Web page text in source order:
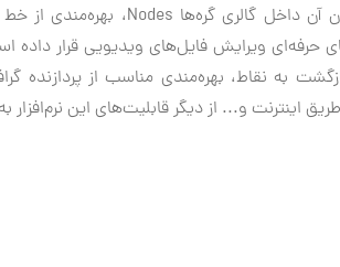
حرفه‌ای ویرایش فایل‌های ویدیویی قرار
به نقاط، بهره‌مندی مناسب از پردازنده
اینترنت و... از دیگر قابلیت‌های این نرم‌افزار